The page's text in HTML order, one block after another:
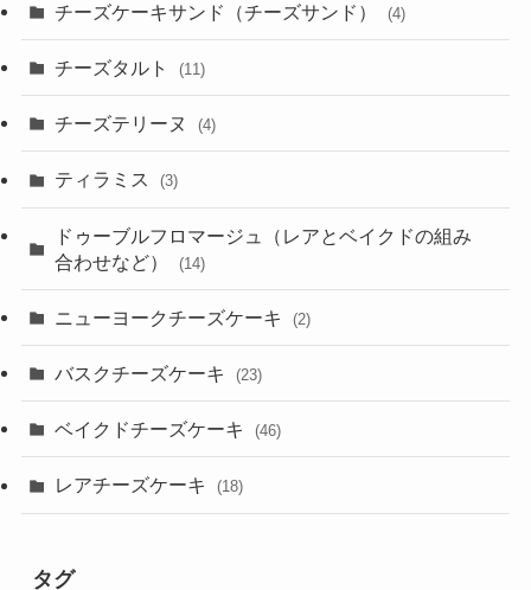
チーズケーキサンド（チーズサンド） (4)
チーズタルト (11)
チーズテリーヌ (4)
ティラミス (3)
ドゥーブルフロマージュ（レアとベイクドの組み
合わせなど）
(14)
ニューヨークチーズケーキ (2)
バスクチーズケーキ (23)
ベイクドチーズケーキ (46)
レアチーズケーキ (18)
タグ